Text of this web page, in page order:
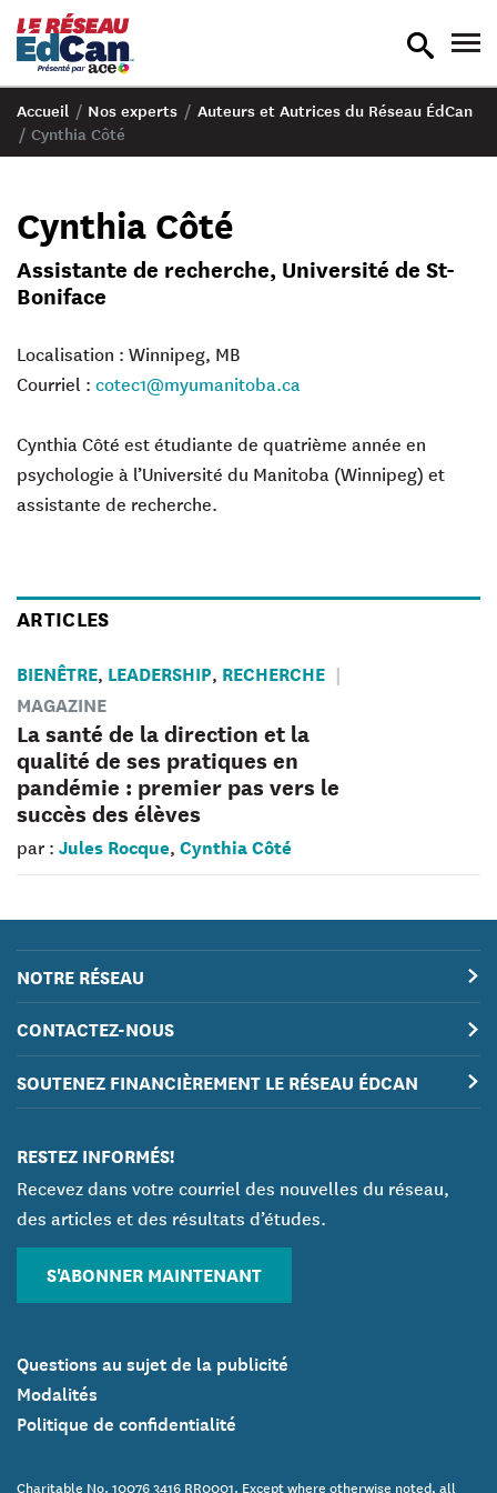
recherche
bascule
Accueil / Nos experts / Auteurs et Autrices du Réseau ÉdCan
/ Cynthia Côté
Cynthia Côté
Assistante de recherche, Université de St-
Boniface
Localisation : Winnipeg, MB
Courriel : cotec1@myumanitoba.ca
Cynthia Côté est étudiante de quatrième année en
psychologie à l’Université du Manitoba (Winnipeg) et
assistante de recherche.
ARTICLES
BIENÊTRE, LEADERSHIP, RECHERCHE
MAGAZINE
La santé de la direction et la
qualité de ses pratiques en
pandémie : premier pas vers le
succès des élèves
par : Jules Rocque, Cynthia Côté
NOTRE RÉSEAU
CONTACTEZ-NOUS
SOUTENEZ FINANCIÈREMENT LE RÉSEAU ÉDCAN
RESTEZ INFORMÉS!
Recevez dans votre courriel des nouvelles du réseau,
des articles et des résultats d’études.
S'ABONNER MAINTENANT
Questions au sujet de la publicité
Modalités
Politique de confidentialité
Charitable No. 10076 3416 RR0001. Except where otherwise noted, all